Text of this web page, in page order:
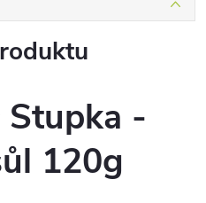
Stupka -
120g